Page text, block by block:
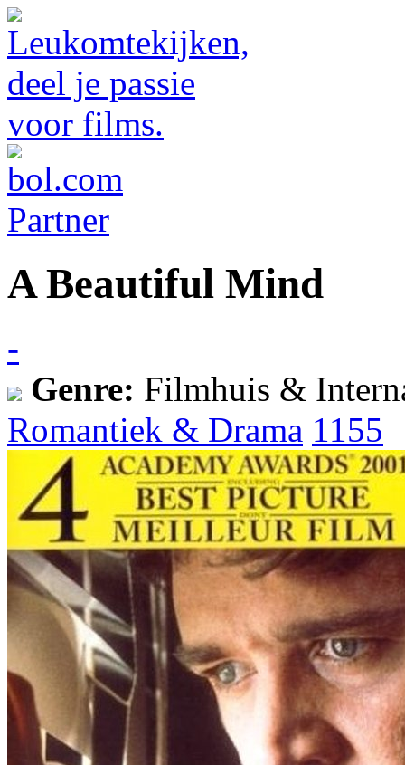
A Beautiful Mind
-
Genre: Filmhuis &
Romantiek & Drama 1155